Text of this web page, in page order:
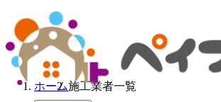
ホーム施工業者一覧